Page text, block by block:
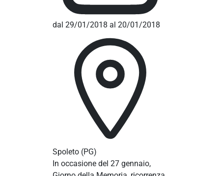
dal 29/01/2018 al 20/01/2018
Spoleto (PG)
In occasione del 27 gennaio,